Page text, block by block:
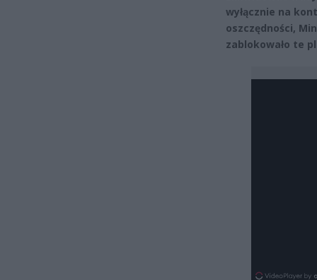
wyłącznie na
oszczędności,
zablokowało te